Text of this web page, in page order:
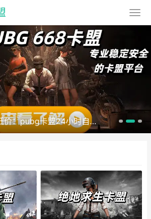
PUBG卡盟全网最低价：pubg卡盟24小时自动发卡平台